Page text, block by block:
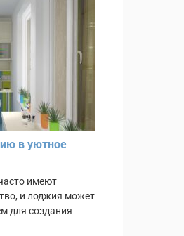
в уютное
имеют
и лоджия может
для создания